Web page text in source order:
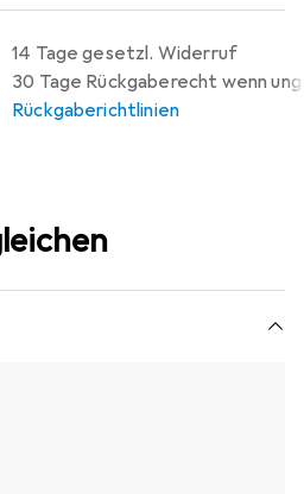
14 Tage gesetzl. Widerruf
30 Tage Rückgaberecht wenn
Rückgaberichtlinien